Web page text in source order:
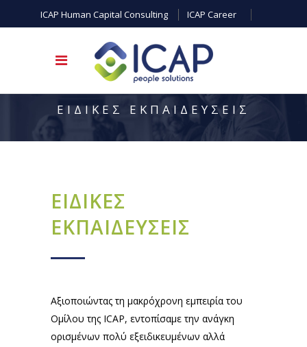
ICAP Human Capital Consulting ICAP Career
ΕΙΔΙΚΕΣ ΕΚΠΑΙΔΕΥΣΕΙΣ
ΕΙΔΙΚΕΣ
ΕΚΠΑΙΔΕΥΣΕΙΣ
Αξιοποιώντας τη μακρόχρονη εμπειρία του
Ομίλου της ICAP, εντοπίσαμε την ανάγκη
ορισμένων πολύ εξειδικευμένων αλλά